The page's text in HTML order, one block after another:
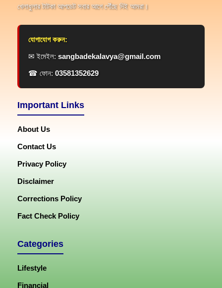
খেলাধুলার টাটকা আপডেট সবার আগে পৌঁছে দিই আমরা।
যোগাযোগ করুন:
✉ ইমেইল: sangbadekalavya@gmail.com
☎ ফোন: 03581352629
Important Links
About Us
Contact Us
Privacy Policy
Disclaimer
Corrections Policy
Fact Check Policy
Categories
Lifestyle
Financial